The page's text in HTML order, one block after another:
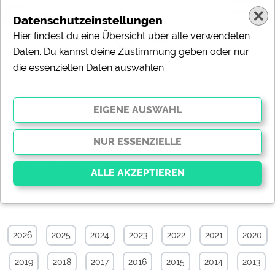
September 2007
Alle Camping & Caravan
Sonstiges Specials Aktuelle News
2026 2025 2024 2023 2022 2021 2020
2019 2018 2017 2016 2015 2014 2013
Datenschutzeinstellungen
Hier findest du eine Übersicht über alle verwendeten
Daten. Du kannst deine Zustimmung geben oder nur
die essenziellen Daten auswählen.
Essenzielle Cookies ermöglichen grundlegende
Funktionen und sind für die einwandfreie Funktion der
Website dringend erforderlich. Ohne diese Cookies
werden Teile der Websitenicht funktionieren.